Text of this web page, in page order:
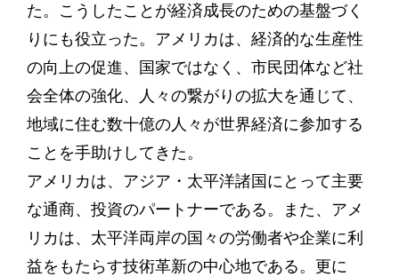
た。こうしたことが経済成長のための基盤づく
りにも役立った。アメリカは、経済的な生産性
の向上の促進、国家ではなく、市民団体など社
会全体の強化、人々の繋がりの拡大を通じて、
地域に住む数十億の人々が世界経済に参加する
ことを手助けしてきた。
アメリカは、アジア・太平洋諸国にとって主要
な通商、投資のパートナーである。また、アメ
リカは、太平洋両岸の国々の労働者や企業に利
益をもたらす技術革新の中心地である。更に